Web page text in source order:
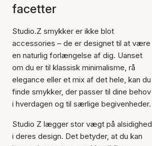
facetter
Studio.Z smykker er ikke blot
accessories – de er designet til at være
en naturlig forlængelse af dig. Uanset
om du er til klassisk minimalisme, rå
elegance eller et mix af det hele, kan du
finde smykker, der passer til dine behov
i hverdagen og til særlige begivenheder.
Studio Z lægger stor vægt på alsidighed
i deres design. Det betyder, at du kan